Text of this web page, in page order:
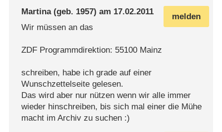
melden
Martina(geb. 1957) am 17.02.2011
Wir müssen an das
ZDF Programmdirektion: 55100 Mainz
schreiben, habe ich grade auf einer
Wunschzettelseite gelesen.
Das wird aber nur nützen wenn wir alle immer
wieder hinschreiben, bis sich mal einer die Mühe
macht im Archiv zu suchen :)